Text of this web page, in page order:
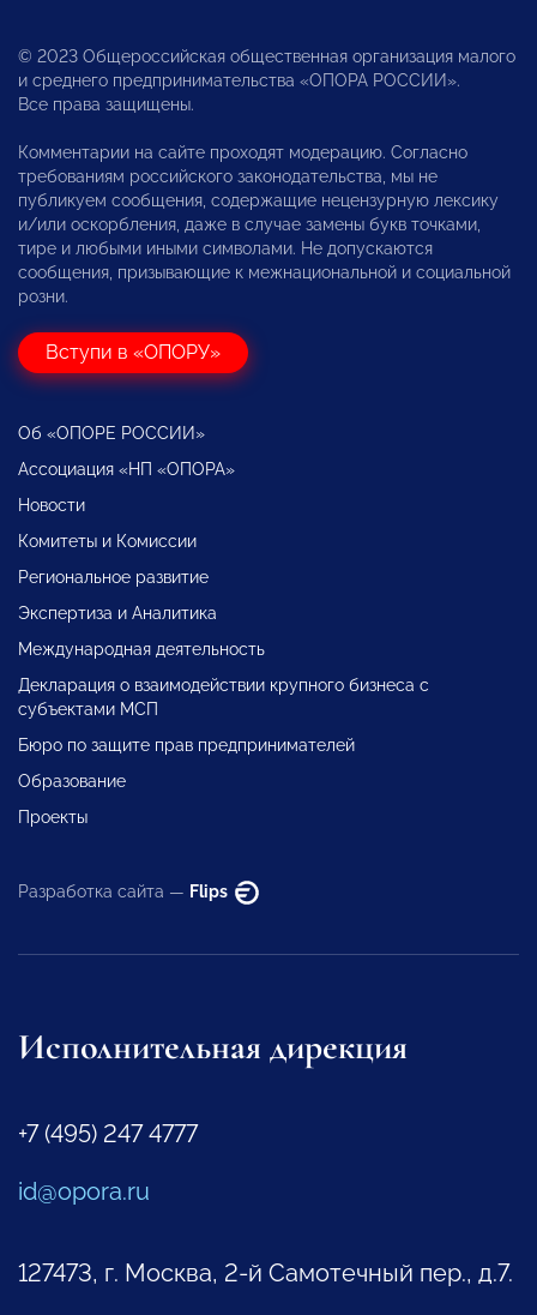
© 2023 Общероссийская общественная организация малого
и среднего предпринимательства «ОПОРА РОССИИ».
Все права защищены.
Комментарии на сайте проходят модерацию. Согласно
требованиям российского законодательства, мы не
публикуем сообщения, содержащие нецензурную лексику
и/или оскорбления, даже в случае замены букв точками,
тире и любыми иными символами. Не допускаются
сообщения, призывающие к межнациональной и социальной
розни.
Вступи в «ОПОРУ»
Об «ОПОРЕ РОССИИ»
Ассоциация «НП «ОПОРА»
Новости
Комитеты и Комиссии
Региональное развитие
Экспертиза и Аналитика
Международная деятельность
Декларация о взаимодействии крупного бизнеса с
субъектами МСП
Бюро по защите прав предпринимателей
Образование
Проекты
Разработка сайта — Flips
Исполнительная дирекция
+7 (495) 247 4777
id@opora.ru
127473, г. Москва, 2-й Самотечный пер., д.7.